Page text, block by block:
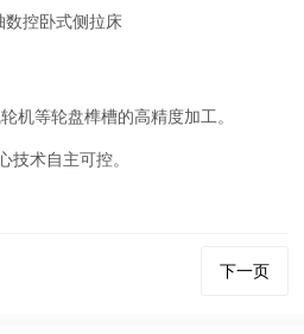
机等轮盘榫槽的高精度加工。
技术自主可控。
下一页